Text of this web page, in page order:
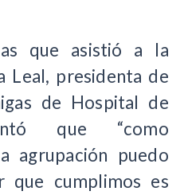
que asistió a la
Leal, presidenta de
de Hospital de
que “como
agrupación puedo
que cumplimos es